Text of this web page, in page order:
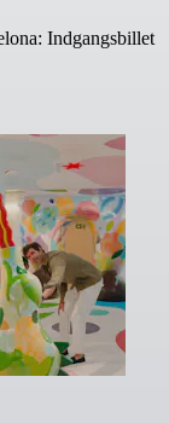
Indgangsbillet